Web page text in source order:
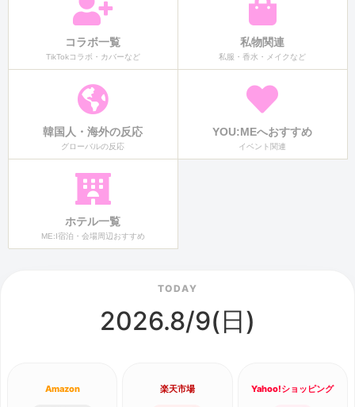
コラボ一覧
TikTokコラボ・カバーなど
私物関連
私服・香水・メイクなど
韓国人・海外の反応
グローバルの反応
YOU:MEへおすすめ
イベント関連
ホテル一覧
ME:I宿泊・会場周辺おすすめ
TODAY
2026.8/9(日)
Amazon 楽天市場 Yahoo!ショッピング